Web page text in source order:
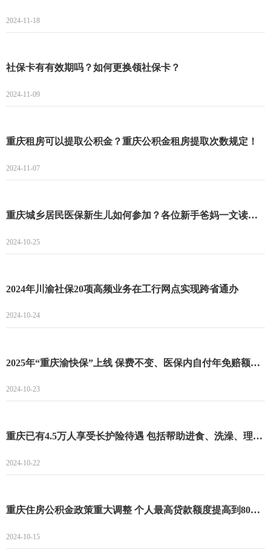
2024-11-18
社保卡有有效期吗？如何更换领社保卡？
2024-11-09
重庆租房可以提取公积金？重庆公积金租房提取次数规定！
2024-11-07
重庆城乡居民医保新生儿如何参加？各位新手爸妈一文读懂！
2024-10-25
2024年川渝社保20项高频业务在工行网点实现跨省通办
2024-10-24
2025年“重庆渝快保”上线 保费不变、医保内自付年免赔额降至1万元
2024-10-23
重庆已有4.5万人享受长护险待遇 包括帮助进食、洗澡、理发等护理服务
2024-10-22
重庆住房公积金政策重大调整 个人最高贷款额度提高到80万元
2024-10-15